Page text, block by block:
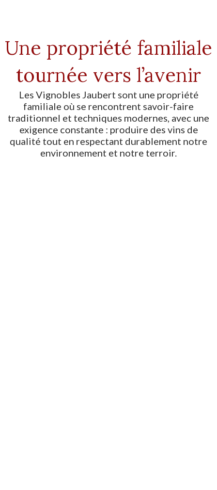
Une propriété familiale
tournée vers l’avenir
Les Vignobles Jaubert sont une propriété
familiale où se rencontrent savoir-faire
traditionnel et techniques modernes, avec une
exigence constante : produire des vins de
qualité tout en respectant durablement notre
environnement et notre terroir.